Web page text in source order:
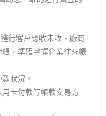
行客戶應收未收、廠商
，準確掌握企業往來帳
狀況。
卡付款等帳款交易方